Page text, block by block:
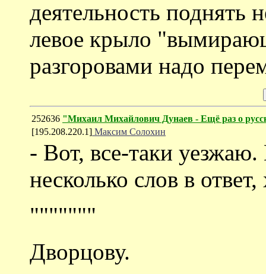
деятельность поднять
левое крыло
разгоровами надо
252636 "Михаил Михайлович Дунаев - Ещё раз о
[195.208.220.1] Максим Солохин
- Вот, все-таки
несколько слов в
"""""""
Дворцову.